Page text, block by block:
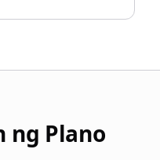
ng Plano